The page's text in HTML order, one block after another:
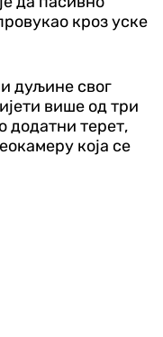
кроз уске
дуљине свог
више од три
додатни терет,
која се